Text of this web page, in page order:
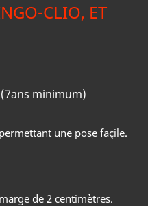
CLIO, ET
minimum)
une pose façile.
de 2 centimètres.